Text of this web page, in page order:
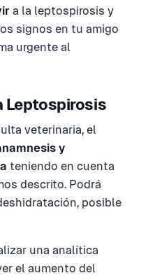
a la leptospirosis y
signos en tu amigo
urgente al
Leptospirosis
veterinaria, el
y
teniendo en cuenta
descrito. Podrá
posible
una analítica
el aumento del